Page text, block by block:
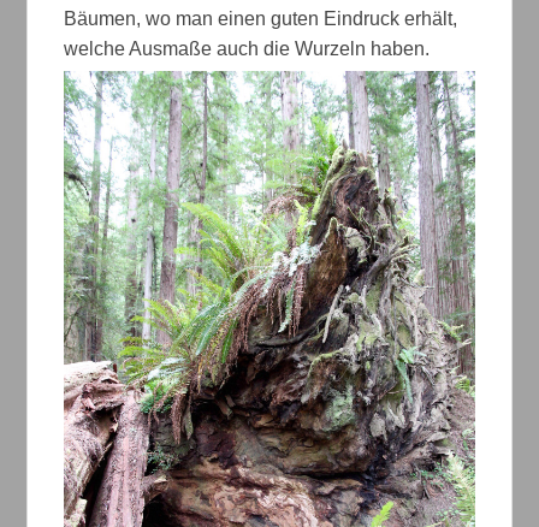
Bäumen, wo man einen guten Eindruck erhält,
welche Ausmaße auch die Wurzeln haben.